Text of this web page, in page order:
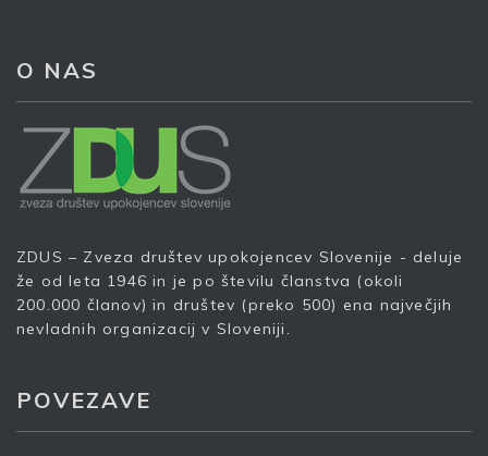
O NAS
ZDUS – Zveza društev upokojencev Slovenije - deluje
že od leta 1946 in je po številu članstva (okoli
200.000 članov) in društev (preko 500) ena največjih
nevladnih organizacij v Sloveniji.
POVEZAVE
Prijava na e-novice
Vaš elektronski naslov
S prijavo dovoljujem, da podjetje ZDUS moje osebne